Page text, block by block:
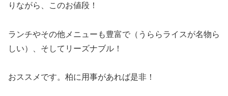
りながら、このお値段！
ランチやその他メニューも豊富で（うららライスが名物ら
しい）、そしてリーズナブル！
おススメです。柏に用事があれば是非！